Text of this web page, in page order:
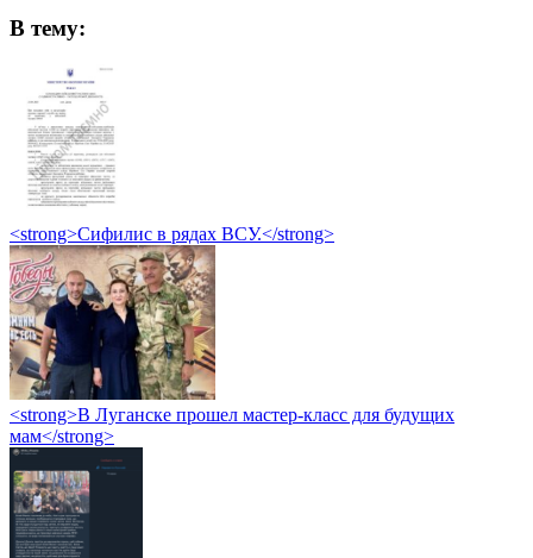
В тему:
<strong>Сифилис в рядах ВСУ.</strong>
<strong>В Луганске прошел мастер-класс для будущих
мам</strong>